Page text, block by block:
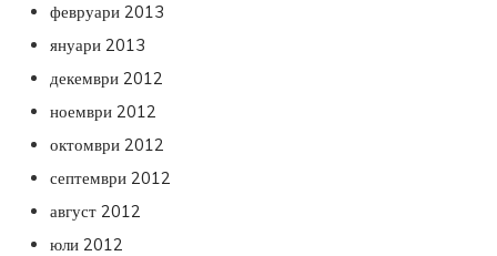
февруари 2013
януари 2013
декември 2012
ноември 2012
октомври 2012
септември 2012
август 2012
юли 2012